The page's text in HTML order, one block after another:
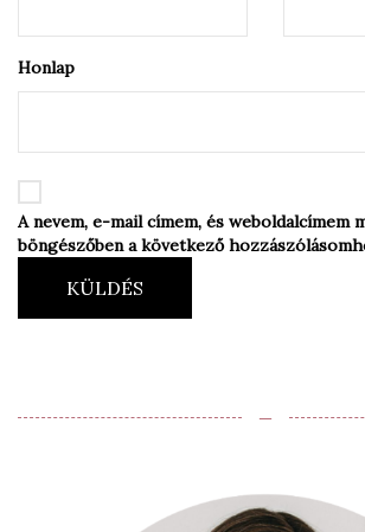
Honlap
A nevem, e-mail címem, és weboldalcímem
böngészőben a következő
KÜLDÉS
‒